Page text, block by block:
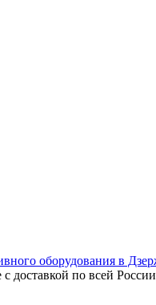
доставкой по всей России